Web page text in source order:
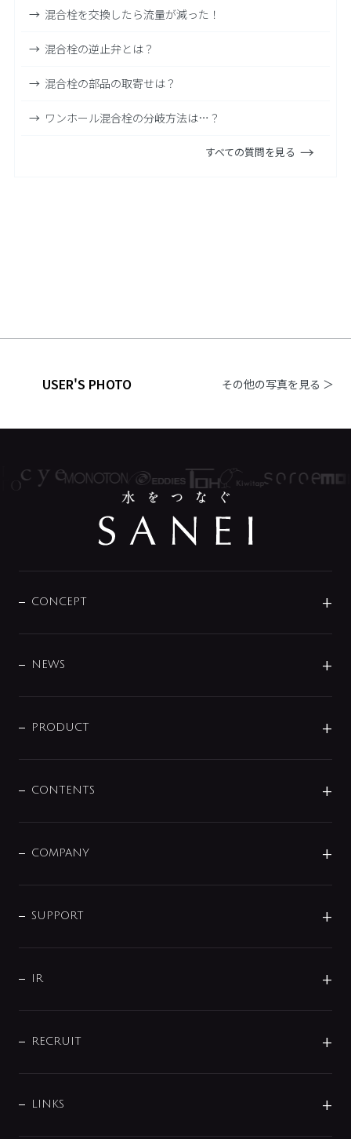
混合栓を交換したら流量が減った！
混合栓の逆止弁とは？
混合栓の部品の取寄せは？
ワンホール混合栓の分岐方法は…？
すべての質問を見る
USER'S PHOTO その他の写真を見る ＞
CONCEPT
DESIGN
NEWS
商品に関して
その他
PRODUCT
センサー・タッチ水栓
単水栓
分岐
配管システム
バス・空調周辺用品
トイレ周辺用品
CONTENTS
じぶんシャワーが見つかる
COMPANY
企業理念
会社概要
事業所案内
SUPPORT
よくあるご質問
データダウンロード
みらいエコ住宅2026事業
IR
IRニュース
IRライブラリ
RECRUIT
募集要項
LINKS